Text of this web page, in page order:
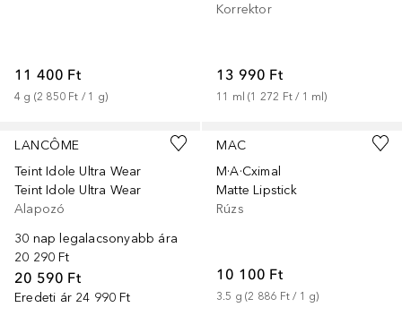
11 400 Ft
4 g (2 850 Ft / 1 g)
Korrektor
13 990 Ft
11 ml (1 272 Ft / 1 ml)
LANCÔME
Teint Idole Ultra Wear
Teint Idole Ultra Wear
Alapozó
30 nap legalacsonyabb ára
20 290 Ft
20 590 Ft
Eredeti ár 24 990 Ft
+39
MAC
M·A·Cximal
Matte Lipstick
Rúzs
10 100 Ft
3.5 g (2 886 Ft / 1 g)
+ 36